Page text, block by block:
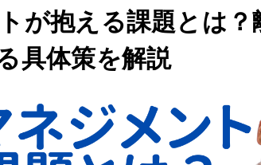
が抱える課題とは？
具体策を解説